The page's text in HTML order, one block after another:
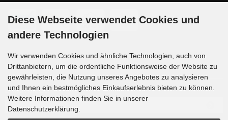
Newsletter-Anmeldung
E-Mail-Adresse:
Diese Webseite verwendet Cookies und
andere Technologien
Wir verwenden Cookies und ähnliche Technologien, auch von
Drittanbietern, um die ordentliche Funktionsweise der Website zu
gewährleisten, die Nutzung unseres Angebotes zu analysieren
und Ihnen ein bestmögliches Einkaufserlebnis bieten zu können.
Weitere Informationen finden Sie in unserer
Datenschutzerklärung.